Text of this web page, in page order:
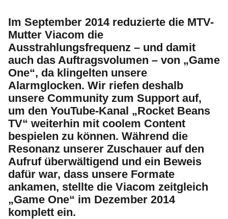
Im September 2014 reduzierte die MTV-
Mutter Viacom die
Ausstrahlungsfrequenz – und damit
auch das Auftragsvolumen – von „Game
One“, da klingelten unsere
Alarmglocken. Wir riefen deshalb
unsere Community zum Support auf,
um den YouTube-Kanal „Rocket Beans
TV“ weiterhin mit coolem Content
bespielen zu können. Während die
Resonanz unserer Zuschauer auf den
Aufruf überwältigend und ein Beweis
dafür war, dass unsere Formate
ankamen, stellte die Viacom zeitgleich
„Game One“ im Dezember 2014
komplett ein.